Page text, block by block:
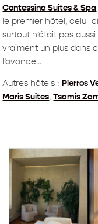
Contessina Suites & Spa
le premier hôtel, celui-
surtout n’était pas
vraiment un plus dans
l’avance…
Autres hôtels : Pierros
Maris Suites,Tsamis